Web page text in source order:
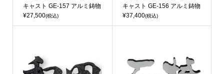
キャスト GE-157 アルミ鋳物
¥27,500(税込)
キャスト GE-156 アルミ鋳物
¥37,400(税込)